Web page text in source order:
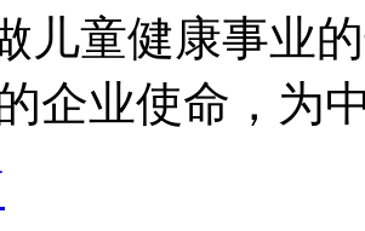
儿童健康事业
企业使命，为